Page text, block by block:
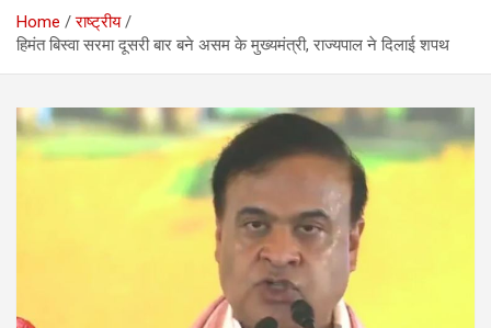
Home
राष्ट्रीय
हिमंत बिस्वा सरमा दूसरी बार बने असम के मुख्यमंत्री, राज्यपाल ने दिलाई शपथ